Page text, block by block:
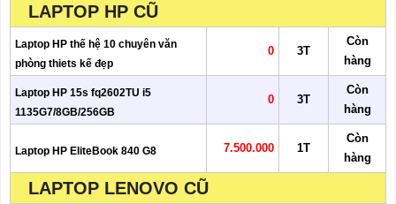
LAPTOP HP CŨ
Laptop HP thế hệ 10 chuyên văn
phòng thiets kế đẹp
0 3T
Còn
hàng
Laptop HP 15s fq2602TU i5
1135G7/8GB/256GB
0 3T
Còn
hàng
Laptop HP EliteBook 840 G8 7.500.000 1T
Còn
hàng
LAPTOP LENOVO CŨ